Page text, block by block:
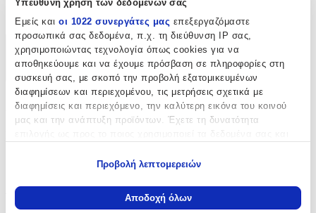
Υπεύθυνη χρήση των δεδομένων σας
Εμείς και οι 1022 συνεργάτες μας επεξεργαζόμαστε
προσωπικά σας δεδομένα, π.χ. τη διεύθυνση IP σας,
χρησιμοποιώντας τεχνολογία όπως cookies για να
αποθηκεύουμε και να έχουμε πρόσβαση σε πληροφορίες στη
συσκευή σας, με σκοπό την προβολή εξατομικευμένων
διαφημίσεων και περιεχομένου, τις μετρήσεις σχετικά με
διαφημίσεις και περιεχόμενο, την καλύτερη εικόνα του κοινού
μας και την ανάπτυξη προϊόντων. Έχετε τη δυνατότητα
Να συλλέξουμε πληροφορίες σχετικά με τη γεωγραφική
σας τοποθεσία, οι οποίες μπορεί να είναι ακριβείς σε
Προβολή λεπτομερειών
Αποδοχή όλων
Ro-Ro Accessories
Χαρακτηριστικά
+
Χαρακτηριστικά
Ro-Ro Accessories
Αξιολογήσεις